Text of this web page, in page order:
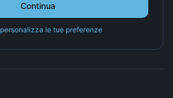
Continua
personalizza le tue preferenze